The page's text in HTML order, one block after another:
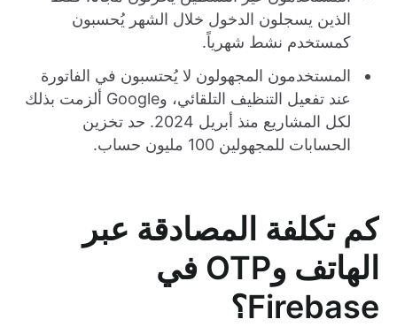
الذين يسجلون الدخول خلال الشهر يُحسبون
كمستخدم نشط شهرياً.
المستخدمون المجهولون لا يُحتسبون في الفاتورة
عند تفعيل التنظيف التلقائي، وGoogle ألزمت بذلك
لكل المشاريع منذ أبريل 2024. حد تخزين
الحسابات للمجهولين 100 مليون حساب.
كم تكلفة المصادقة عبر
الهاتف وOTP في
Firebase؟